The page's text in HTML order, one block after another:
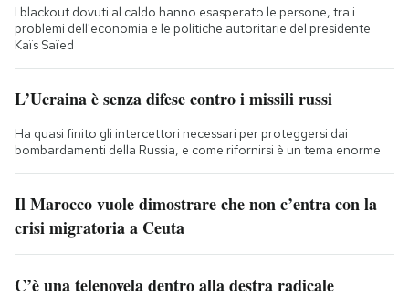
I blackout dovuti al caldo hanno esasperato le persone, tra i
problemi dell'economia e le politiche autoritarie del presidente
Kaïs Saïed
L’Ucraina è senza difese contro i missili russi
Ha quasi finito gli intercettori necessari per proteggersi dai
bombardamenti della Russia, e come rifornirsi è un tema enorme
Il Marocco vuole dimostrare che non c’entra con la
crisi migratoria a Ceuta
C’è una telenovela dentro alla destra radicale